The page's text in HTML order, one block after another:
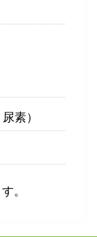
素）
。